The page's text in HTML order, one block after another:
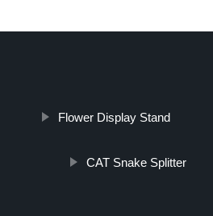
Flower Display Stand
CAT Snake Splitter